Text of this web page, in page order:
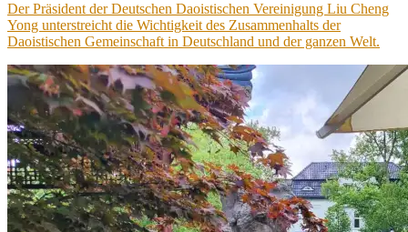
Der Präsident der Deutschen Daoistischen Vereinigung Liu Cheng
Yong unterstreicht die Wichtigkeit des Zusammenhalts der
Daoistischen Gemeinschaft in Deutschland und der ganzen Welt.